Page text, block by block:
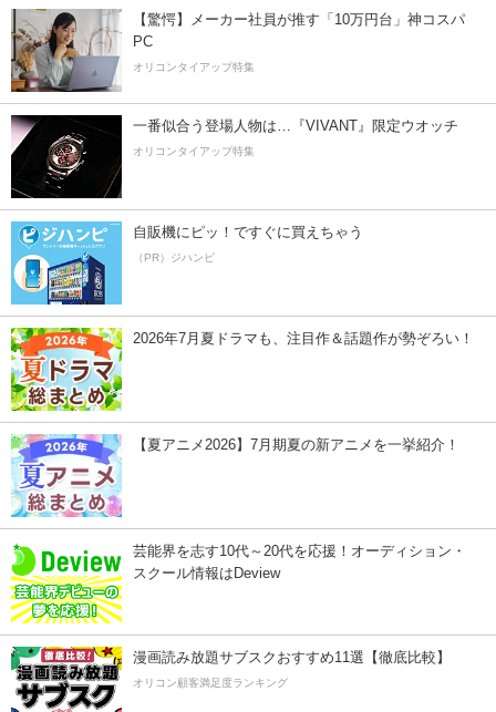
【驚愕】メーカー社員が推す「10万円台」神コスパ
PC
オリコンタイアップ特集
一番似合う登場人物は…『VIVANT』限定ウオッチ
オリコンタイアップ特集
自販機にピッ！ですぐに買えちゃう
（PR）ジハンピ
2026年7月夏ドラマも、注目作＆話題作が勢ぞろい！
【夏アニメ2026】7月期夏の新アニメを一挙紹介！
芸能界を志す10代～20代を応援！オーディション・
スクール情報はDeview
漫画読み放題サブスクおすすめ11選【徹底比較】
オリコン顧客満足度ランキング